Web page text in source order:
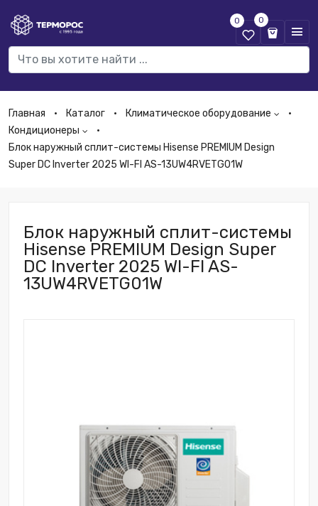
0 0
Главная Каталог
Климатическое оборудование
Кондиционеры
Блок наружный сплит-системы Hisense PREMIUM Design
Super DC Inverter 2025 WI-FI AS-13UW4RVETG01W
Блок наружный сплит-системы
Hisense PREMIUM Design Super
DC Inverter 2025 WI-FI AS-
13UW4RVETG01W